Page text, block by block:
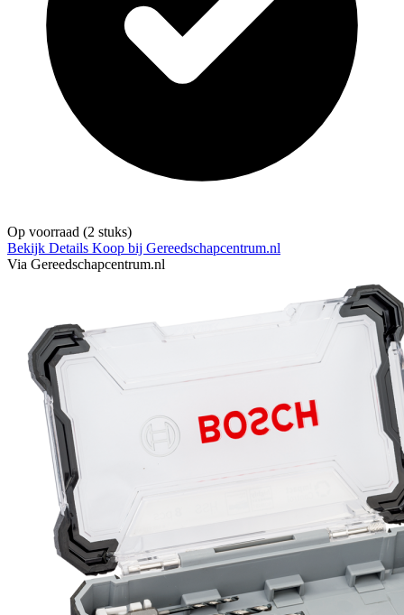
Op voorraad (2 stuks)
Bekijk Details Koop bij Gereedschapcentrum.nl
Via Gereedschapcentrum.nl